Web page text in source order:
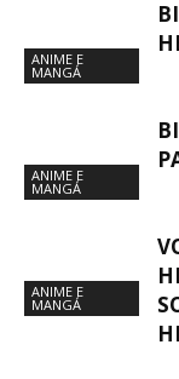
ANIME E
MANGÁ
ANIME E
MANGÁ
ANIME E
MANGÁ